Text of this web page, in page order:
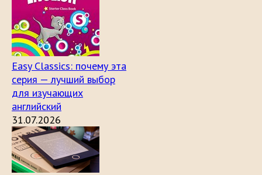
Easy Classics: почему эта
серия — лучший выбор
для изучающих
английский
31.07.2026